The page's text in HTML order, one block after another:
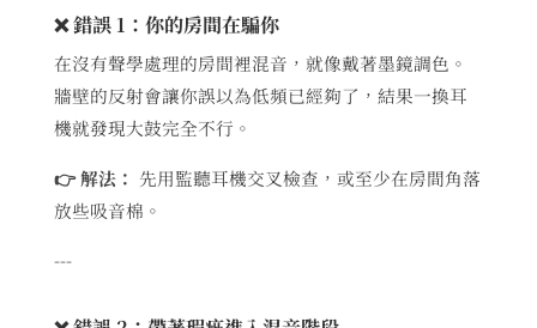
❌ 錯誤 1：你的房間在騙你
在沒有聲學處理的房間裡混音，就像戴著墨鏡調色。
牆壁的反射會讓你誤以為低頻已經夠了，結果一換耳
機就發現大鼓完全不行。
👉 解法： 先用監聽耳機交叉檢查，或至少在房間角落
放些吸音棉。
---